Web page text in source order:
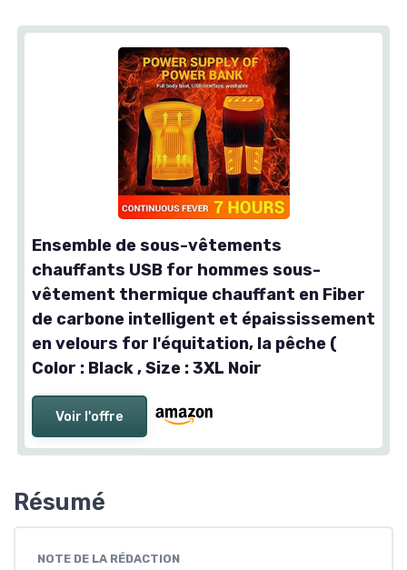
Ensemble de sous-vêtements
chauffants USB for hommes sous-
vêtement thermique chauffant en Fiber
de carbone intelligent et épaississement
en velours for l'équitation, la pêche (
Color : Black , Size : 3XL Noir
Voir l'offre
Résumé
NOTE DE LA RÉDACTION